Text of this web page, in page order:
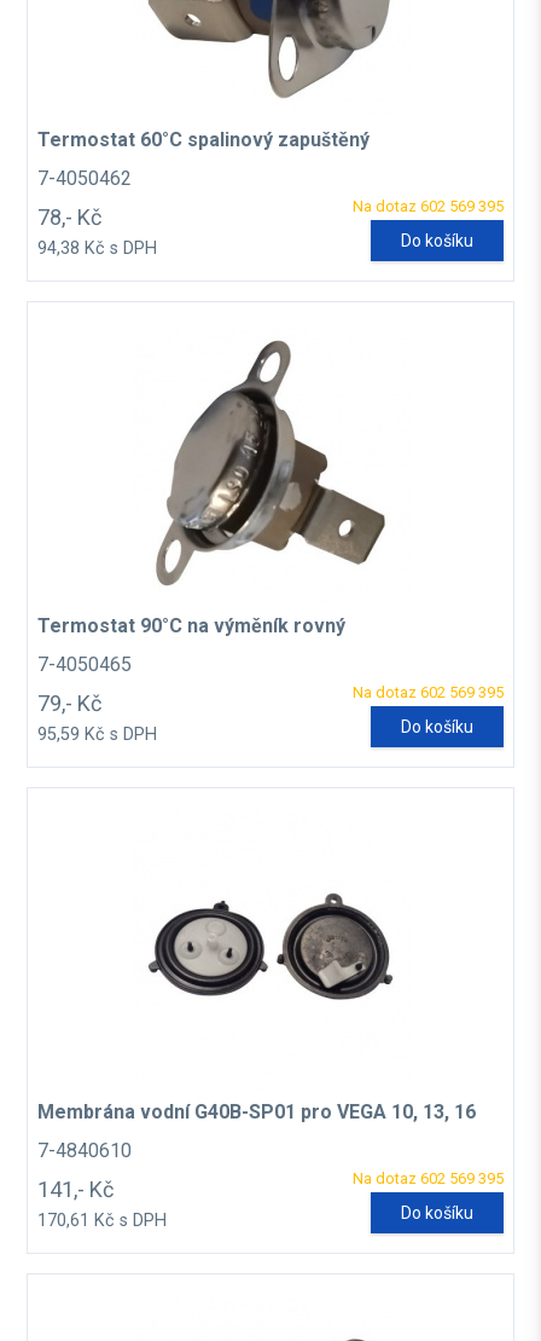
Termostat 60°C spalinový zapuštěný
7-4050462
Na dotaz 602 569 395
78,- Kč
94,38 Kč s DPH Do košíku
Termostat 90°C na výměník rovný
7-4050465
Na dotaz 602 569 395
79,- Kč
95,59 Kč s DPH Do košíku
Membrána vodní G40B-SP01 pro VEGA 10, 13, 16
7-4840610
Na dotaz 602 569 395
141,- Kč
170,61 Kč s DPH Do košíku